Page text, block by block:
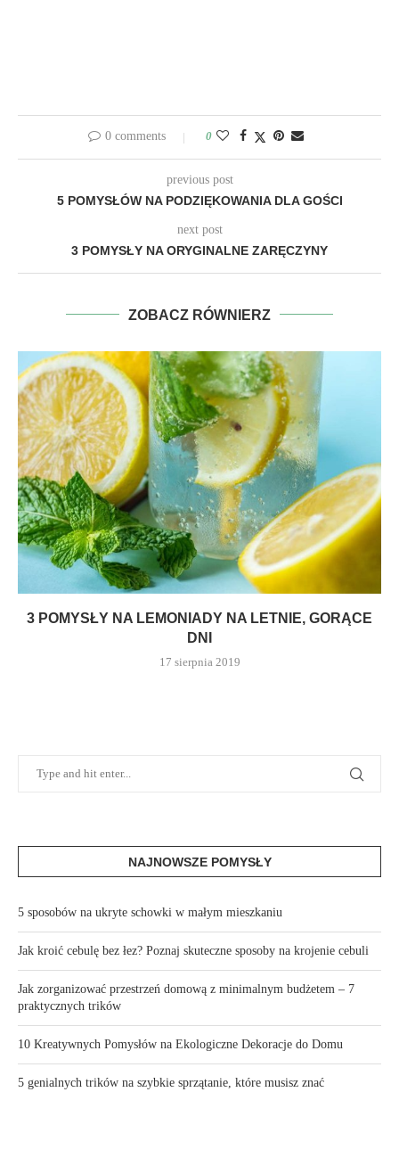
0 comments 0
previous post
5 POMYSŁÓW NA PODZIĘKOWANIA DLA GOŚCI
next post
3 POMYSŁY NA ORYGINALNE ZARĘCZYNY
ZOBACZ RÓWNIERZ
3 POMYSŁY NA LEMONIADY NA LETNIE, GORĄCE
DNI
17 sierpnia 2019
NAJNOWSZE POMYSŁY
5 sposobów na ukryte schowki w małym mieszkaniu
Jak kroić cebulę bez łez? Poznaj skuteczne sposoby na krojenie cebuli
Jak zorganizować przestrzeń domową z minimalnym budżetem – 7
praktycznych trików
10 Kreatywnych Pomysłów na Ekologiczne Dekoracje do Domu
5 genialnych trików na szybkie sprzątanie, które musisz znać